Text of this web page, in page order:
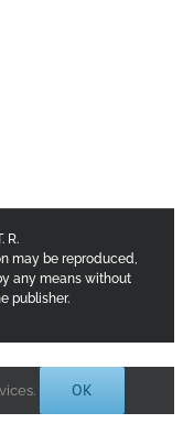
R.
may be reproduced,
any means without
publisher.
OK